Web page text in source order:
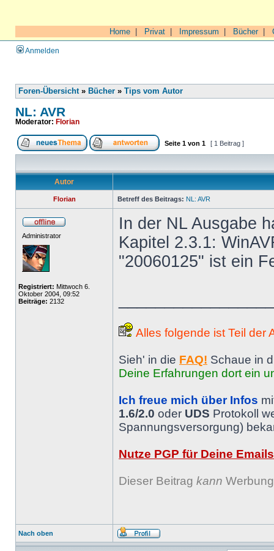
Home Privat Impressum Bücher|
Anmelden
Foren-Übersicht» Bücher » Tips vom Autor
NL: AVR
Moderator: Florian
Seite 1 von 1 [ 1 Beitrag ]
Autor
Florian Betreff des Beitrags: NL: AVR
Administrator
Registriert: Mittwoch 6.
Oktober 2004, 09:52
Beiträge: 2132
In der NL Ausgabe
Kapitel 2.3.1:
"20060125" ist ein
Alles folgende ist Teil der
Sieh' in die FAQ! Schaue in
Deine Erfahrungen dort ein
Ich freue mich über Infos
1.6/2.0 oder UDS Protokoll
Spannungsversorgung)
Nutze PGP für Deine
Dieser Beitrag kann
Nach oben